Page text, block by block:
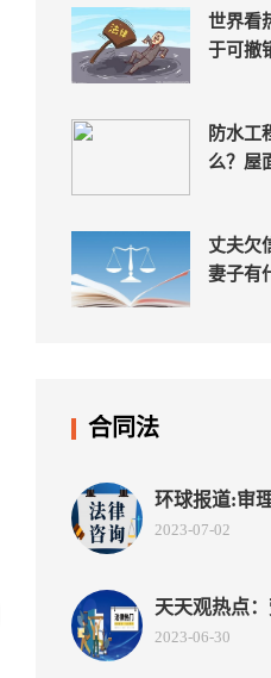
世界看
于可撤
防水工
么？屋
丈夫欠
妻子有
合同法
环球报道:审
司法解释三是
2023-07-02
天天观热点
怎么写？劳动
2023-06-30